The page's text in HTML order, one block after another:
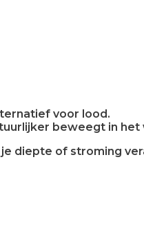
voor lood.
beweegt in het
diepte of stroming